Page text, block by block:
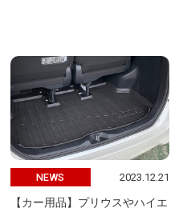
NEWS 2023.12.21
【カー用品】プリウスやハイエ